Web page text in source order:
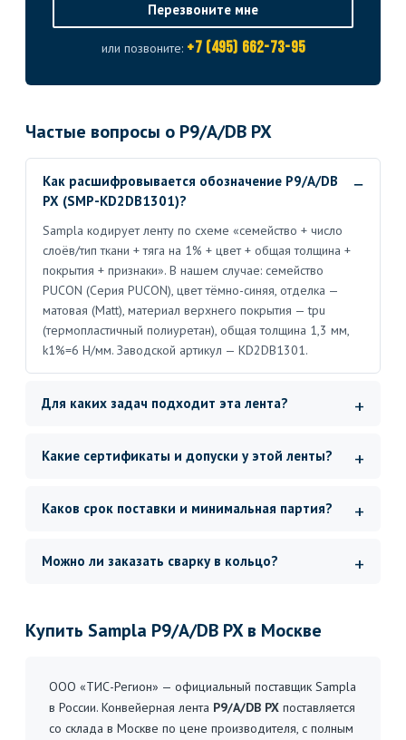
Перезвоните мне
или позвоните: +7 (495) 662-73-95
Частые вопросы о P9/A/DB PX
Как расшифровывается обозначение P9/A/DB
PX (SMP-KD2DB1301)?
Sampla кодирует ленту по схеме «семейство + число
слоёв/тип ткани + тяга на 1% + цвет + общая толщина +
покрытия + признаки». В нашем случае: семейство
PUCON (Серия PUCON), цвет тёмно-синяя, отделка —
матовая (Matt), материал верхнего покрытия — tpu
(термопластичный полиуретан), общая толщина 1,3 мм,
k1%=6 Н/мм. Заводской артикул — KD2DB1301.
Для каких задач подходит эта лента?
Какие сертификаты и допуски у этой ленты?
Каков срок поставки и минимальная партия?
Можно ли заказать сварку в кольцо?
Купить Sampla P9/A/DB PX в Москве
ООО «ТИС-Регион» — официальный поставщик Sampla
в России. Конвейерная лента P9/A/DB PX поставляется
со склада в Москве по цене производителя, с полным